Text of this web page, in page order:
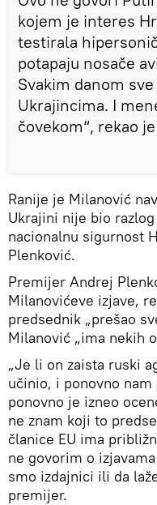
kojem je interes
testirala
potapaju nosače
Svakim danom
Ukrajincima. I
čovekom“, rekao
Ranije je Milanović
Ukrajini nije bio razlog
nacionalnu sigurnost
Plenković.
Premijer Andrej
Milanovićeve izjave,
predsednik „prešao
Milanović „ima nekih
„Je li on zaista ruski
učinio, i ponovno
ponovno je izneo
ne znam koji to
članice EU ima
ne govorim o
smo izdajnici ili da
premijer.